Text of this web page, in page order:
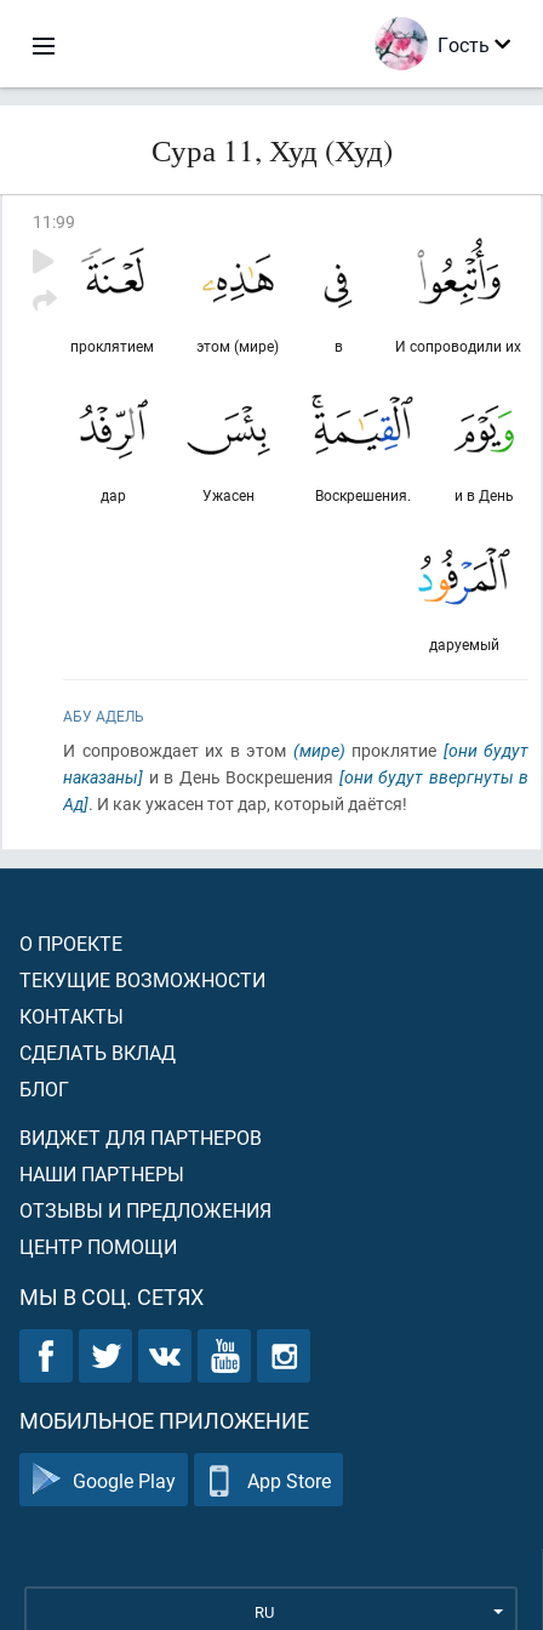
Гость
Сура 11, Худ (Худ)
11 :99
И сопроводили их
в
этом (мире)
проклятием
и в День
Воскрешения.
Ужасен
дар
даруемый
АБУ АДЕЛЬ
И сопровождает их в этом (мире) проклятие [они будут
наказаны] и в День Воскрешения [они будут ввергнуты в
Ад]. И как ужасен тот дар, который даётся!
О ПРОЕКТЕ
ТЕКУЩИЕ ВОЗМОЖНОСТИ
КОНТАКТЫ
СДЕЛАТЬ ВКЛАД
БЛОГ
ВИДЖЕТ ДЛЯ ПАРТНЕРОВ
НАШИ ПАРТНЕРЫ
ОТЗЫВЫ И ПРЕДЛОЖЕНИЯ
ЦЕНТР ПОМОЩИ
МЫ В СОЦ. СЕТЯХ
МОБИЛЬНОЕ ПРИЛОЖЕНИЕ
Google Play App Store
RU